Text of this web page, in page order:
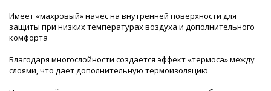
Имеет «махровый» начес на внутренней поверхности для
защиты при низких температурах воздуха и дополнительного
комфорта
Благодаря многослойности создается эффект «термоса» между
слоями, что дает дополнительную термоизоляцию